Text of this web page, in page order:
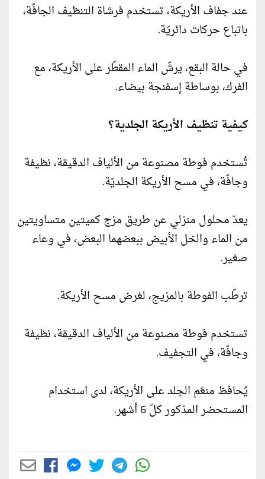
عند جفاف الأريكة، تستخدم فرشاة التنظيف الجافّة،
باتباع حركات دائريّة.
في حالة البقع، يرشّ الماء المقطّر على الأريكة، مع
الفرك، بوساطة إسفنجة بيضاء.
كيفية تنظيف الأريكة الجلدية؟
تُستخدم فوطة مصنوعة من الألياف الدقيقة، نظيفة
وجافّة، في مسح الأريكة الجلديّة.
يعدّ محلول منزلي عن طريق مزج كميتين متساويتين
من الماء والخل الأبيض ببعضهما البعض، في وعاء
صغير.
ترطّب الفوطة بالمزيج، لغرض مسح الأريكة.
تستخدم فوطة مصنوعة من الألياف الدقيقة، نظيفة
وجافّة، في التجفيف.
يُحافظ منعّم الجلد على الأريكة، لدى استخدام
المستحضر المذكور كلّ 6 أشهر.